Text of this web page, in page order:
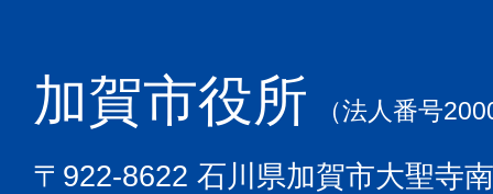
加賀市役所 （法人番号
〒922-8622 石川県加賀市大聖寺